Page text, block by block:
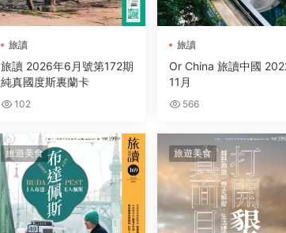
旅讀
旅讀 2026年6月號第172期
純真國度斯裏蘭卡
102
旅讀
Or China 旅讀中國
11月
566
旅遊美食 旅遊美食